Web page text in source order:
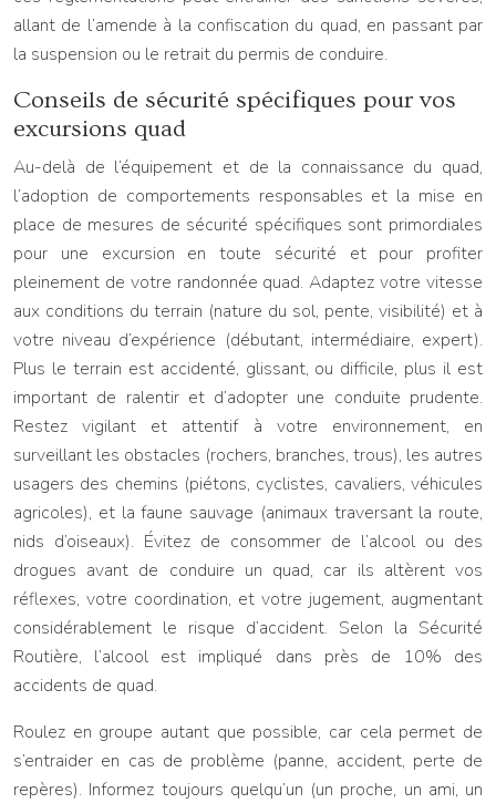
allant de l’amende à la confiscation du quad, en passant par
la suspension ou le retrait du permis de conduire.
Conseils de sécurité spécifiques pour vos
excursions quad
Au-delà de l’équipement et de la connaissance du quad,
l’adoption de comportements responsables et la mise en
place de mesures de sécurité spécifiques sont primordiales
pour une excursion en toute sécurité et pour profiter
pleinement de votre randonnée quad. Adaptez votre vitesse
aux conditions du terrain (nature du sol, pente, visibilité) et à
votre niveau d’expérience (débutant, intermédiaire, expert).
Plus le terrain est accidenté, glissant, ou difficile, plus il est
important de ralentir et d’adopter une conduite prudente.
Restez vigilant et attentif à votre environnement, en
surveillant les obstacles (rochers, branches, trous), les autres
usagers des chemins (piétons, cyclistes, cavaliers, véhicules
agricoles), et la faune sauvage (animaux traversant la route,
nids d’oiseaux). Évitez de consommer de l’alcool ou des
drogues avant de conduire un quad, car ils altèrent vos
réflexes, votre coordination, et votre jugement, augmentant
considérablement le risque d’accident. Selon la Sécurité
Routière, l’alcool est impliqué dans près de 10% des
accidents de quad.
Roulez en groupe autant que possible, car cela permet de
s’entraider en cas de problème (panne, accident, perte de
repères). Informez toujours quelqu’un (un proche, un ami, un